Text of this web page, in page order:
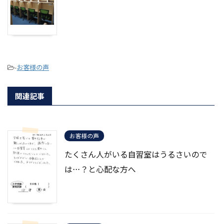
-お客様の声
関連記事
お客様の声
たくさん人がいる自習室はうるさいので
は…？と心配な方へ